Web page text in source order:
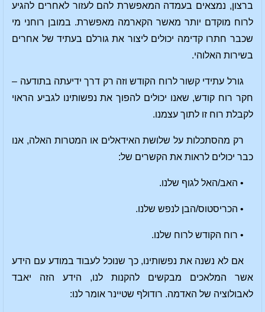
ברצון, נמצאים בעמדה המאפשרת להם לעזור לאחרים להגיע
לרוח מוקדם יותר מאשר הקארמה מאפשרת. במובן רוחני מי
שכבר חתרו קדימה יכולים ליצור את גורלם בעתיד של אחרים
בשירות האלוהי.
גורל עתידי קשור לרוח הקודש וזה רק דרך ידיעתה בתודעה –
חקר רוח קודש, שאנו יכולים להפוך את נפשותינו לגביע הראוי
לקבלת רוח זו לתוך עצמנו.
רק מהסתכלות על שלושת האידאלים או המטרות האלה, אנו
כבר יכולים לראות את הקשרים של:
• האב/האל לגוף שלנו.
• הכריסטוס/הבן לנפש שלנו.
• רוח הקודש לרוח שלנו.
אם לא נשנה את נפשותינו, כך שנוכל לעבוד במודע עם הידע
אשר המלאכים מבקשים להקנות לנו, הידע הזה יאבד
לאבולוציה של האדמה. רודולף שטיינר אומר לנו: